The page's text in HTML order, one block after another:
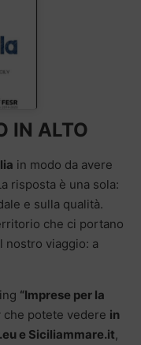
IN ALTO
in modo da avere
risposta è una sola:
e sulla qualità.
che ci portano
nostro viaggio: a
“Imprese per la
che potete vedere in
e Siciliammare.it,